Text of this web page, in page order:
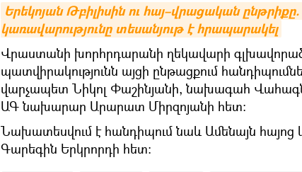
Երեկոյան Թբիլիսին ու հայ–վրացական
կառավարությունը տեսանյութ է հրապարակել
Վրաստանի խորհրդարանի ղեկավարի
պատվիրակությունն այցի ընթացքում
վարչապետ Նիկոլ Փաշինյանի, նախագահ
ԱԳ նախարար Արարատ Միրզոյանի հետ:
Նախատեսվում է հանդիպում նաև Ամենայն հայոց
Գարեգին Երկրորդի հետ: